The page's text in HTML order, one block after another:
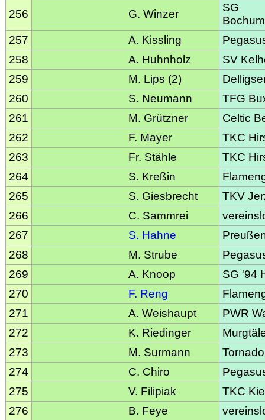
256 G. Winzer
SG
257
A. Kissling
258
A. Huhnholz
SV
259
M. Lips (2)
260
S. Neumann
TFG
261
M. Grützner
Celtic
262
F. Mayer
TKC
263
Fr. Stähle
TKC
264
S. Kreßin
265
S. Giesbrecht
TKV
266
C. Sammrei
267
S. Hahne
268
M. Strube
269
A. Knoop
SG '94
270
F. Reng
271
A. Weishaupt
PWR
272
K. Riedinger
273
M. Surmann
274
C. Chiro
275
V. Filipiak
TKC
276
B. Feye